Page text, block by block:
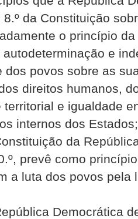
da Constituição
o princípio
e
dos povos sobre as
direitos humanos,
e igualdade
internos dos Estados;
da
prevê como
a luta dos povos pela
Democrática